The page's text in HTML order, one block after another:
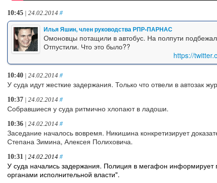
10:45 | 24.02.2014 #
Илья Яшин, член руководства РПР-ПАРНАС
Омоновцы потащили в автобус. На полпути
Отпустили. Что это было??
https://
10:40 | 24.02.2014 #
У суда идут жесткие задержания. Только что отвели в автозак
10:37 | 24.02.2014 #
Собравшиеся у суда ритмично хлопают в ладоши.
10:36 | 24.02.2014 #
Заседание началось вовремя. Никишина конкретизирует
Степана Зимина, Алексея Полиховича.
10:31 | 24.02.2014 #
У суда начались задержания. Полиция в мегафон информирует
органами исполнительной власти".